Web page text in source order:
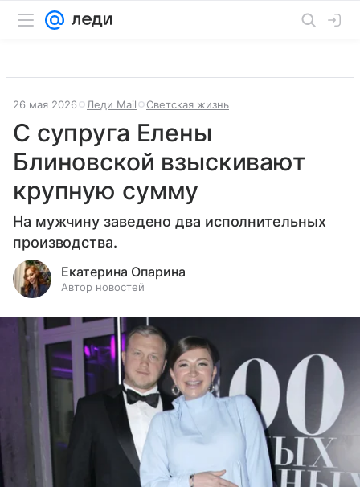
26 мая 2026 Леди Mail Светская жизнь
С супруга Елены
Блиновской взыскивают
крупную сумму
На мужчину заведено два исполнительных
производства.
Екатерина Опарина
Автор новостей